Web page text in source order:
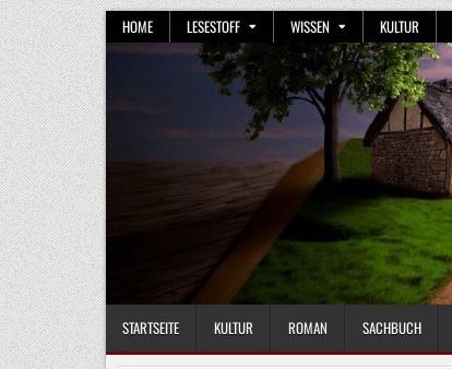
Skip
to
content
HOME LESESTOFF WISSEN KULTUR
STARTSEITE KULTUR ROMAN SACHBUCH